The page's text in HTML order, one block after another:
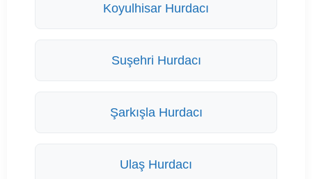
Koyulhisar Hurdacı
Suşehri Hurdacı
Şarkışla Hurdacı
Ulaş Hurdacı